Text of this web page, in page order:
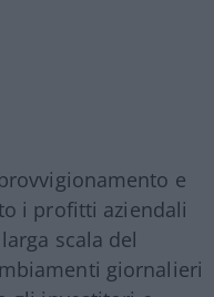
e
i profitti aziendali
scala del
giornalieri